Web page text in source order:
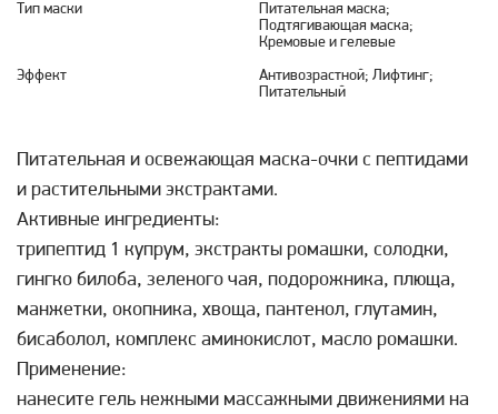
Тип маски
Питательная маска;
Подтягивающая маска;
Кремовые и гелевые
Эффект
Антивозрастной; Лифтинг;
Питательный
Питательная и освежающая маска-очки с пептидами
и растительными экстрактами.
Активные ингредиенты:
трипептид 1 купрум, экстракты ромашки, солодки,
гингко билоба, зеленого чая, подорожника, плюща,
манжетки, окопника, хвоща, пантенол, глутамин,
бисаболол, комплекс аминокислот, масло ромашки.
Применение:
нанесите гель нежными массажными движениями на